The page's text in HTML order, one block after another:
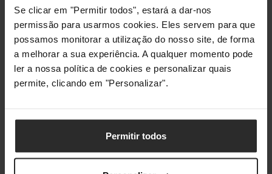
Se clicar em "Permitir todos", estará a dar-nos
permissão para usarmos cookies. Eles servem para que
possamos monitorar a utilização do nosso site, de forma
a melhorar a sua experiência. A qualquer momento pode
ler a nossa política de cookies e personalizar quais
permite, clicando em "Personalizar".
Permitir todos
Tempo de
funcionamento
60 min
Fácil de
segurar
Sim
Bateria